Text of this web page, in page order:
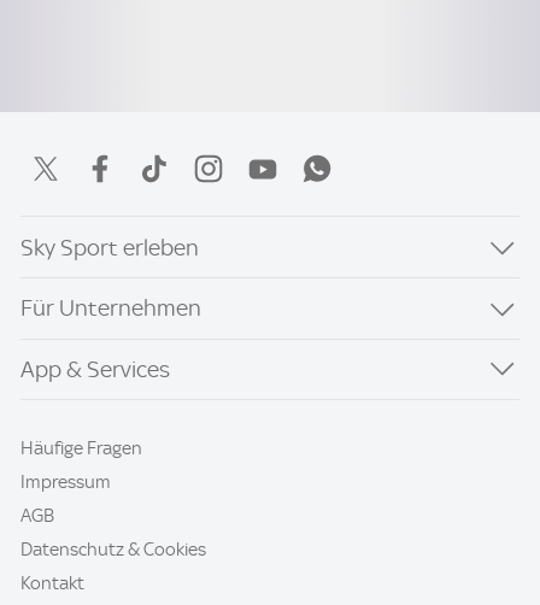
Sky Sport erleben
Für Unternehmen
App & Services
Häufige Fragen
Impressum
AGB
Datenschutz & Cookies
Kontakt